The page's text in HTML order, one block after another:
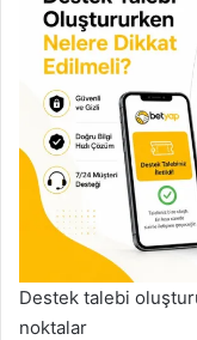
Destek talebi
noktalar